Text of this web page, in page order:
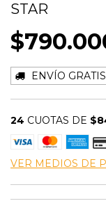
STAR
ENVÍO GRATIS
24 CUOTAS DE
VER MEDIOS DE